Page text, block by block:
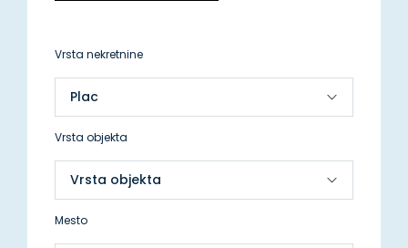
Vrsta nekretnine
Vrsta objekta
Mesto